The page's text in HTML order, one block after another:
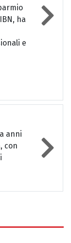
ha
e
anni
con